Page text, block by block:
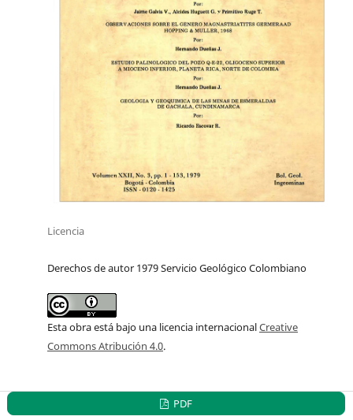
Licencia
Derechos de autor 1979 Servicio Geológico Colombiano
Esta obra está bajo una licencia internacionalCreative
Commons Atribución 4.0.
PDF